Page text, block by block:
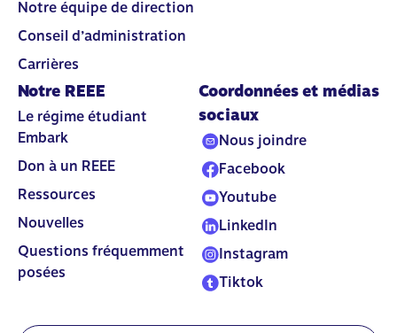
Notre équipe de direction
Conseil d’administration
Carrières
Notre REEE
Le régime étudiant
Embark
Don à un REEE
Ressources
Nouvelles
Questions fréquemment
posées
Coordonnées et médias
sociaux
Nous joindre
Facebook
Youtube
LinkedIn
Instagram
Tiktok